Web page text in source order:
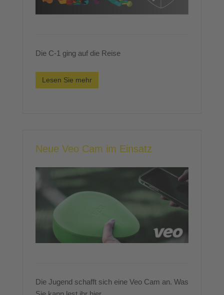
Die C-1 ging auf die Reise
Lesen Sie mehr
Neue Veo Cam im Einsatz
Die Jugend schafft sich eine Veo Cam an. Was